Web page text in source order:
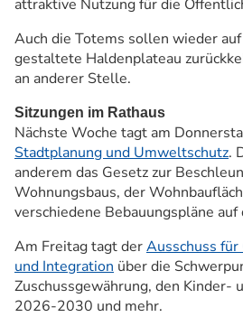
attraktive Nutzung für die
Auch die Totems sollen wieder auf
gestaltete Haldenplateau
an anderer Stelle.
Sitzungen im Rathaus
Nächste Woche tagt am
Stadtplanung und Umweltschutz.
anderem das Gesetz zur
Wohnungsbaus, der
verschiedene Bebauungspläne
Am Freitag tagt derAusschuss
und Integration über die
Zuschussgewährung, den Kinder-
2026-2030 und mehr.